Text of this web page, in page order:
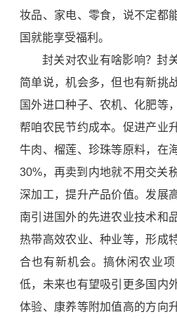
妆品、家电、零食，说不定都
国就能享受福利。
封关对农业有啥影响？封
简单说，机会多，但也有新挑
国外进口种子、农机、化肥等
帮咱农民节约成本。促进产业
牛肉、榴莲、珍珠等原料，在
30%，再卖到内地就不用交关
深加工，提升产品价值。发展
南引进国外的先进农业技术和
热带高效农业、种业等，形成
合也有新机会。搞休闲农业
低，未来也有望吸引更多国内
体验、康养等附加值高的方向